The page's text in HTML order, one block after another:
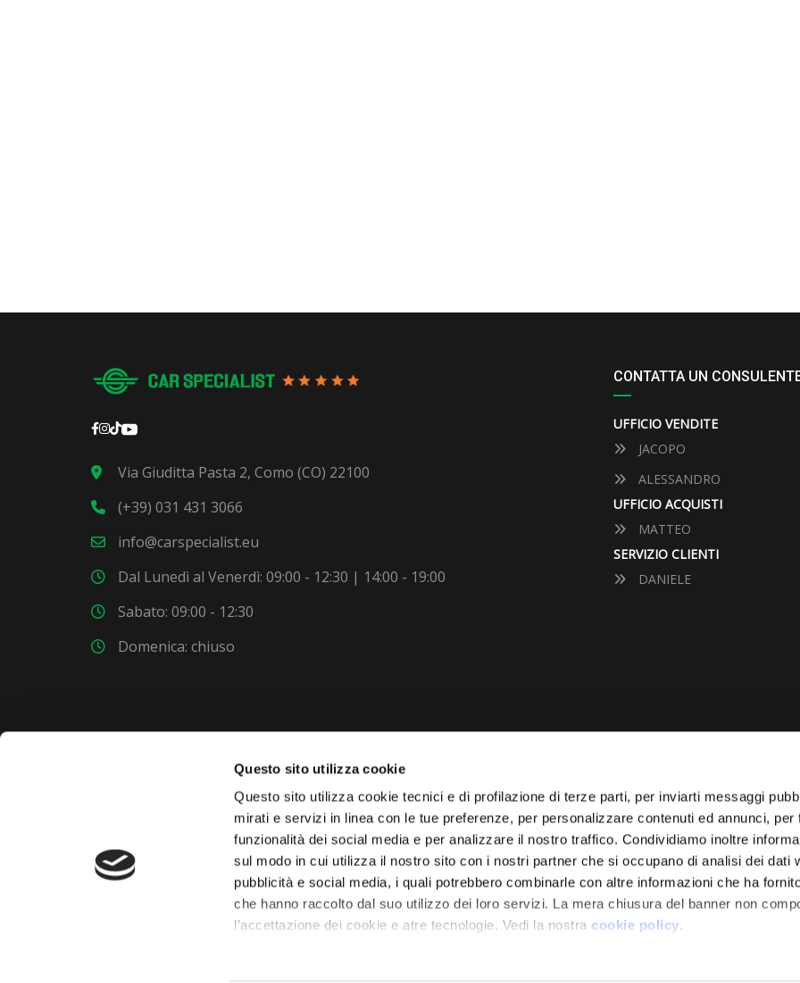
Questo sito utilizza cookie
Questo sito utilizza cookie tecnici e di profilazione di terze parti, per inviarti messaggi
mirati e servizi in linea con le tue preferenze, per personalizzare contenuti ed annunci, per
funzionalità dei social media e per analizzare il nostro traffico. Condividiamo inoltre
sul modo in cui utilizza il nostro sito con i nostri partner che si occupano di analisi dei dati
pubblicità e social media, i quali potrebbero combinarle con altre informazioni che ha
che hanno raccolto dal suo utilizzo dei loro servizi. La mera chiusura del banner non
l’accettazione dei cookie e atre tecnologie. Vedi la nostra cookie policy.
Via Giuditta Pasta 2, Como (CO) 22100
(+39) 031 431 3066
info@carspecialist.eu
Dal Lunedì al Venerdì: 09:00 - 12:30 | 14:00 - 19:00
Sabato: 09:00 - 12:30
Domenica: chiuso
CONTATTA UN
UFFICIO VENDITE
JACOPO
ALESSANDRO
UFFICIO ACQUISTI
MATTEO
SERVIZIO CLIENTI
DANIELE
Dai un'occhiata al nostro garage. Troverai nuovi
modelli ogni settimana.
Vai Al Garage
Effettuiamo la quotazione
diamo il prezzo d’acquisto.